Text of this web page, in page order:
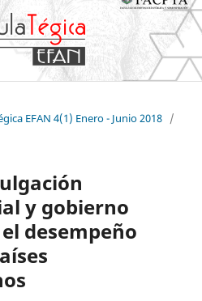
EFAN 4(1) Enero - Junio 2018 /
y gobierno
desempeño